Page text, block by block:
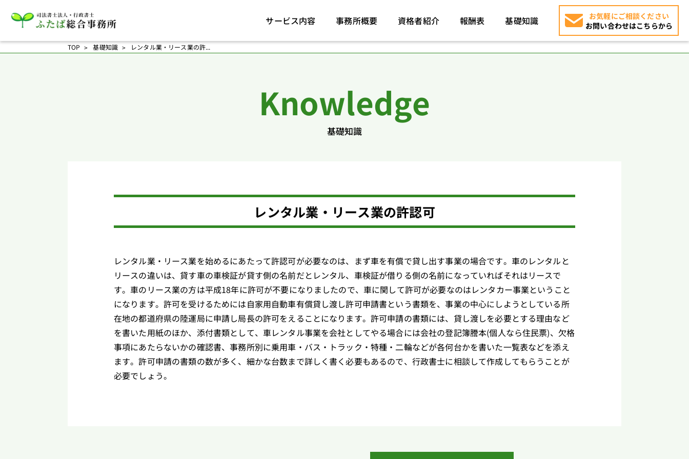
サービス内容 事務所概要 資格者紹介 報酬表 基礎知識
お気軽にご相談ください
お問い合わせはこちらから
TOP 基礎知識 レンタル業・リース業の許...
Knowledge
基礎知識
レンタル業・リース業の許認可
レンタル業・リース業を始めるにあたって許認可が必要なのは、まず車を有償で貸し出す事業の場合です。車のレンタルと
リースの違いは、貸す車の車検証が貸す側の名前だとレンタル、車検証が借りる側の名前になっていればそれはリースで
す。車のリース業の方は平成18年に許可が不要になりましたので、車に関して許可が必要なのはレンタカー事業ということ
になります。許可を受けるためには自家用自動車有償貸し渡し許可申請書という書類を、事業の中心にしようとしている所
在地の都道府県の陸運局に申請し局長の許可をえることになります。許可申請の書類には、貸し渡しを必要とする理由など
を書いた用紙のほか、添付書類として、車レンタル事業を会社としてやる場合には会社の登記簿謄本(個人なら住民票)、欠格
事項にあたらないかの確認書、事務所別に乗用車・バス・トラック・特種・二輪などが各何台かを書いた一覧表などを添え
ます。許可申請の書類の数が多く、細かな台数まで詳しく書く必要もあるので、行政書士に相談して作成してもらうことが
必要でしょう。